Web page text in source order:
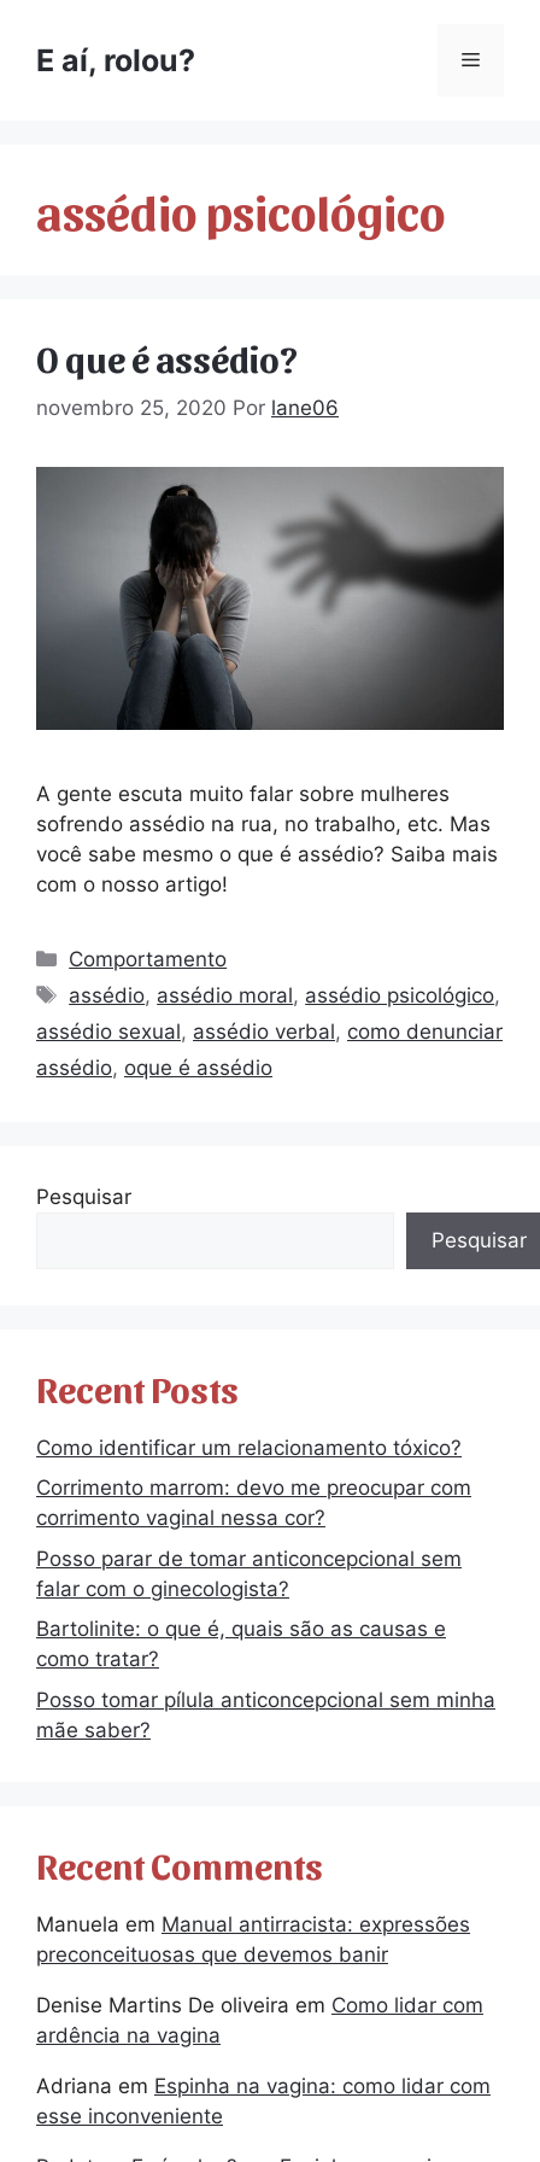
E aí, rolou?
assédio psicológico
O que é assédio?
novembro 25, 2020 Por lane06
A gente escuta muito falar sobre mulheres
sofrendo assédio na rua, no trabalho, etc. Mas
você sabe mesmo o que é assédio? Saiba mais
com o nosso artigo!
Comportamento
assédio, assédio moral, assédio psicológico,
assédio sexual, assédio verbal, como denunciar
assédio, oque é assédio
Pesquisar
Pesquisar
Recent Posts
Como identificar um relacionamento tóxico?
Corrimento marrom: devo me preocupar com
corrimento vaginal nessa cor?
Posso parar de tomar anticoncepcional sem
falar com o ginecologista?
Bartolinite: o que é, quais são as causas e
como tratar?
Posso tomar pílula anticoncepcional sem minha
mãe saber?
Recent Comments
Manuela em Manual antirracista: expressões
preconceituosas que devemos banir
Denise Martins De oliveira em Como lidar com
ardência na vagina
Adriana em Espinha na vagina: como lidar com
esse inconveniente